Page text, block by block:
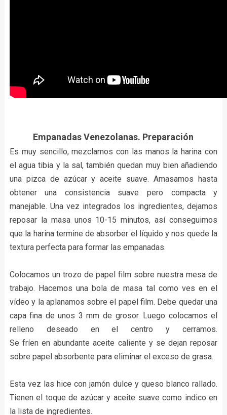
Empanadas Venezolanas. Preparación
Es muy sencillo, mezclamos con las manos la harina con
el agua tibia y la sal, también quedan muy bien añadiendo
una pizca de azúcar y aceite suave. Amasamos hasta
obtener una consistencia suave pero compacta y
manejable. Una vez integrados los ingredientes, dejamos
reposar la masa unos 10-15 minutos, así conseguimos
que la harina termine de absorber el líquido y nos quede la
textura perfecta para formar las empanadas.
Colocamos un trozo de papel film sobre nuestra mesa de
trabajo. Hacemos una bola de masa tal como ves en el
vídeo y la aplanamos sobre el papel film. Debe quedar una
capa fina de unos 3 mm de grosor. Luego colocamos el
relleno deseado en el centro y cerramos.
Se fríen en abundante aceite caliente y se dejan reposar
sobre papel absorbente para eliminar el exceso de grasa.
Esta vez las hice con jamón dulce y queso blanco rallado.
Tienen el toque de azúcar y aceite suave como indico en
la lista de ingredientes.